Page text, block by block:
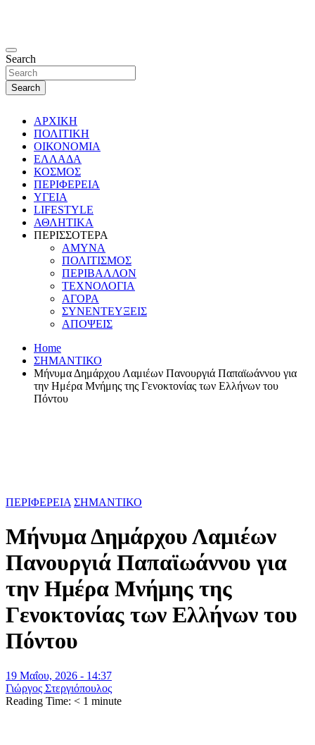
Search
Search
ΑΡΧΙΚΗ
ΠΟΛΙΤΙΚΗ
ΟΙΚΟΝΟΜΙΑ
ΕΛΛΑΔΑ
ΚΟΣΜΟΣ
ΠΕΡΙΦΕΡΕΙΑ
ΥΓΕΙΑ
LIFESTYLE
ΑΘΛΗΤΙΚΑ
ΠΕΡΙΣΣΟΤΕΡΑ
ΑΜΥΝΑ
ΠΟΛΙΤΙΣΜΟΣ
ΠΕΡΙΒΑΛΛΟΝ
ΤΕΧΝΟΛΟΓΙΑ
ΑΓΟΡΑ
ΣΥΝΕΝΤΕΥΞΕΙΣ
ΑΠΟΨΕΙΣ
Home
ΣΗΜΑΝΤΙΚΟ
Μήνυμα Δημάρχου Λαμιέων Πανουργιά Παπαϊωάννου για
την Ημέρα Μνήμης της Γενοκτονίας των Ελλήνων του
Πόντου
ΠΕΡΙΦΕΡΕΙΑ ΣΗΜΑΝΤΙΚΟ
Μήνυμα Δημάρχου Λαμιέων
Πανουργιά Παπαϊωάννου για
την Ημέρα Μνήμης της
Γενοκτονίας των Ελλήνων του
Πόντου
19 Μαΐου, 2026 - 14:37
Γιώργος Στεργιόπουλος
Reading Time: < 1 minute